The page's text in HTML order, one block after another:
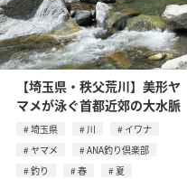
【埼玉県・秩父荒川】美形ヤ
マメが泳ぐ首都近郊の大水脈
埼玉県 川
イワナ
ヤマメ
ANA釣り倶楽部
釣り
春 夏